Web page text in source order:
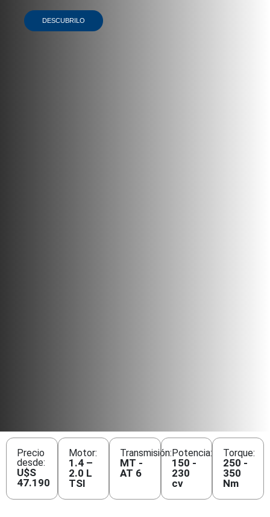
DESCUBRILO
Precio
desde:
U$S
47.190
Motor:
1.4 –
2.0 L
TSI
Transmisión:
MT -
AT 6
Potencia:
150 -
230
cv
Torque:
250 -
350
Nm